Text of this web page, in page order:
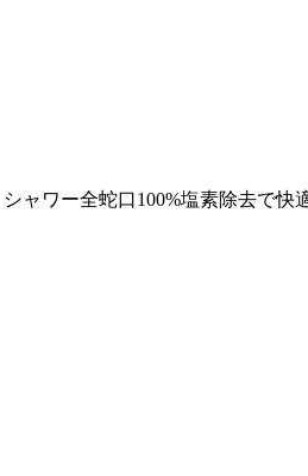
ャワー全蛇口100%塩素除去で快